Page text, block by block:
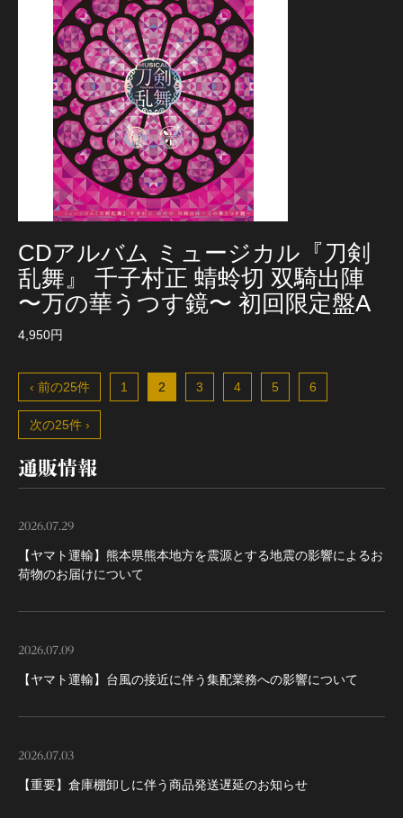
CDアルバム ミュージカル『刀剣
乱舞』 千子村正 蜻蛉切 双騎出陣
〜万の華うつす鏡〜 初回限定盤A
4,950円
‹ 前の25件 1 2 3 4 5 6
次の25件 ›
通販情報
2026.07.29
【ヤマト運輸】熊本県熊本地方を震源とする地震の影響によるお
荷物のお届けについて
2026.07.09
【ヤマト運輸】台風の接近に伴う集配業務への影響について
2026.07.03
【重要】倉庫棚卸しに伴う商品発送遅延のお知らせ